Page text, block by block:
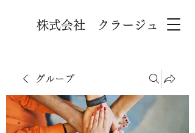
株式会社 クラージュ
グループ